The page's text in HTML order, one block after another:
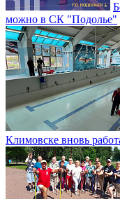
можно в СК "Подолье"
Климовске вновь